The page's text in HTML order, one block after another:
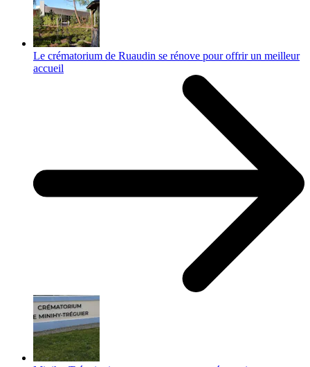
Le crématorium de Ruaudin se rénove pour offrir un meilleur
accueil